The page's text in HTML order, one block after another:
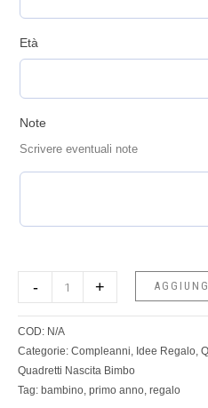
Età
Note
Scrivere eventuali note
- +
COD: N/A
Categorie: Compleanni, Idee Regalo,
Quadretti Nascita Bimbo
Tag: bambino, primo anno, regalo